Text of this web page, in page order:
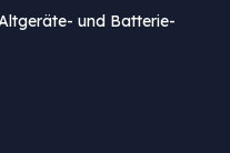
und Batterie-